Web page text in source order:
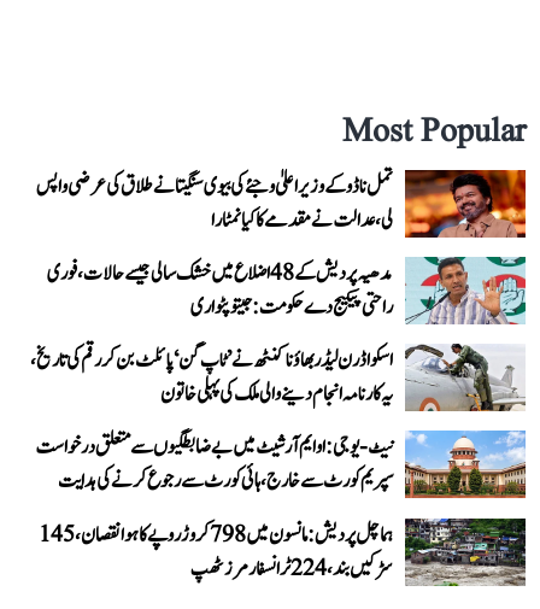
Most Popular
تمل ناڈو کے وزیر اعلیٰ وجئے کی بیوی سنگیتا نے طلاق کی عرضی واپس
لی، عدالت نے مقدمے کا کیا نمٹارا
مدھیہ پردیش کے 48 اضلاع میں خشک سالی جیسے حالات، فوری
راحتی پیکیج دے حکومت: جیتو پٹواری
اسکواڈرن لیڈر بھاؤنا کنٹھ نے ’ٹاپ گن‘ پائلٹ بن کر رقم کی تاریخ،
یہ کارنامہ انجام دینے والی ملک کی پہلی خاتون
نیٹ-یو جی: او ایم آر شیٹ میں بے ضابطگیوں سے متعلق درخواست
سپریم کورٹ سے خارج، ہائی کورٹ سے رجوع کرنے کی ہدایت
ہماچل پردیش: مانسون میں 798 کروڑ روپے کا ہوا نقصان، 145
سڑکیں بند، 224 ٹرانسفارمرز ٹھپ